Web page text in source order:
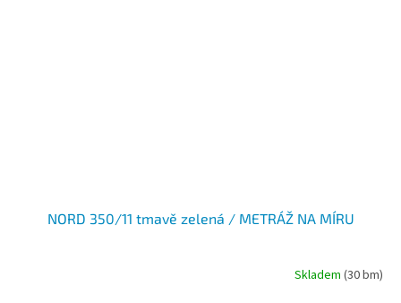
NORD 350/11 tmavě zelená / METRÁŽ NA MÍRU
Skladem (30 bm)